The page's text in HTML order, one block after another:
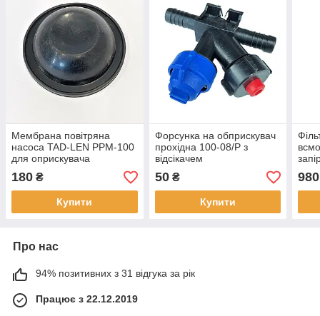
Мембрана повітряна
насоса TAD-LEN PPM-100
для оприскувача
180 ₴
Купити
Форсунка на обприскувач
прохідна 100-08/Р з
відсікачем
50₴
Купити
980
Про нас
94% позитивних з 31 відгука за рік
Працює з 22.12.2019